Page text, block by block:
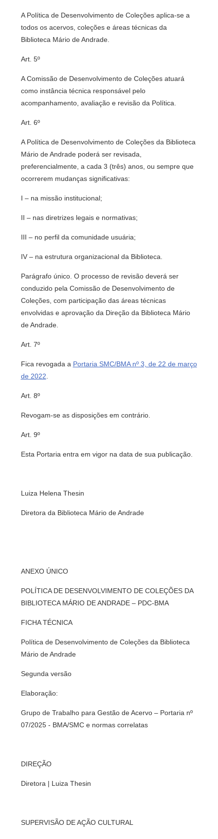
A Política de Desenvolvimento de Coleções aplica-se a
todos os acervos, coleções e áreas técnicas da
Biblioteca Mário de Andrade.
Art. 5º
A Comissão de Desenvolvimento de Coleções atuará
como instância técnica responsável pelo
acompanhamento, avaliação e revisão da Política.
Art. 6º
A Política de Desenvolvimento de Coleções da Biblioteca
Mário de Andrade poderá ser revisada,
preferencialmente, a cada 3 (três) anos, ou sempre que
ocorrerem mudanças significativas:
I – na missão institucional;
II – nas diretrizes legais e normativas;
III – no perfil da comunidade usuária;
IV – na estrutura organizacional da Biblioteca.
Parágrafo único. O processo de revisão deverá ser
conduzido pela Comissão de Desenvolvimento de
Coleções, com participação das áreas técnicas
envolvidas e aprovação da Direção da Biblioteca Mário
de Andrade.
Art. 7º
Fica revogada a Portaria SMC/BMA nº 3, de 22 de março
de 2022
Art. 8º
Revogam-se as disposições em contrário.
Art. 9º
Esta Portaria entra em vigor na data de sua publicação.
Luiza Helena Thesin
Diretora da Biblioteca Mário de Andrade
ANEXO ÚNICO
POLÍTICA DE DESENVOLVIMENTO DE COLEÇÕES DA
BIBLIOTECA MÁRIO DE ANDRADE – PDC-BMA
FICHA TÉCNICA
Política de Desenvolvimento de Coleções da Biblioteca
Mário de Andrade
Segunda versão
Elaboração:
Grupo de Trabalho para Gestão de Acervo – Portaria nº
07/2025 - BMA/SMC e normas correlatas
DIREÇÃO
Diretora | Luiza Thesin
SUPERVISÃO DE AÇÃO CULTURAL